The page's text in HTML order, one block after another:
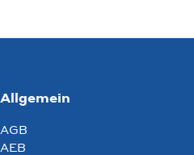
Allgemein
AGB
AEB